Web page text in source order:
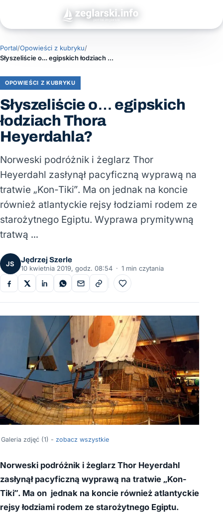
Portal/Opowieści z kubryku/
Słyszeliście o… egipskich łodziach Thora Heyerdahla?
OPOWIEŚCI Z KUBRYKU
Słyszeliście o… egipskich
łodziach Thora
Heyerdahla?
Norweski podróżnik i żeglarz Thor
Heyerdahl zasłynął pacyficzną wyprawą na
tratwie „Kon-Tiki”. Ma on jednak na koncie
również atlantyckie rejsy łodziami rodem ze
starożytnego Egiptu. Wyprawa prymitywną
tratwą …
JS
Jędrzej Szerle
10 kwietnia 2019, godz. 08:54 · 1 min czytania
Do ulubionych
Galeria zdjęć (1) - zobacz wszystkie
Norweski podróżnik i żeglarz Thor Heyerdahl
zasłynął pacyficzną wyprawą na tratwie „Kon-
Tiki”. Ma on jednak na koncie również atlantyckie
rejsy łodziami rodem ze starożytnego Egiptu.